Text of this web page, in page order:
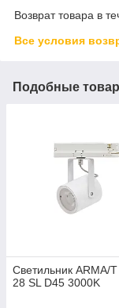
Возврат товара в
Все условия
Подобные
Светильник ARMA/
28 SL D45 3000K